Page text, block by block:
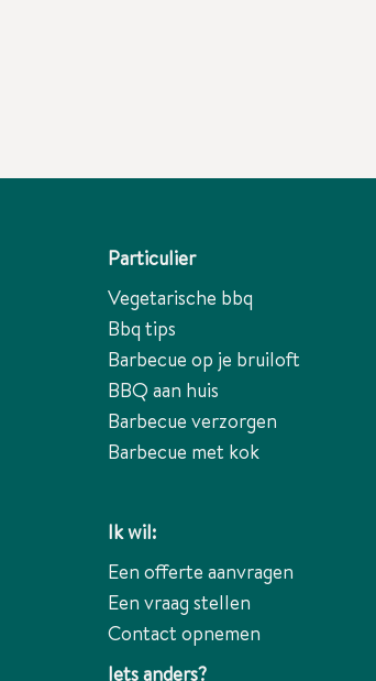
Particulier
Vegetarische bbq
Bbq tips
Barbecue op je bruiloft
BBQ aan huis
Barbecue verzorgen
Barbecue met kok
Ik wil:
Een offerte aanvragen
Een vraag stellen
Contact opnemen
Iets anders?